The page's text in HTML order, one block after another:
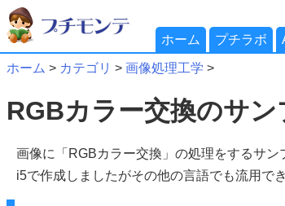
ホーム プチラボ
ホーム > カテゴリ > 画像処理工学 >
RGBカラー交換のサン
画像に「RGBカラー交換」の処理をするサ
i5で作成しましたがその他の言語でも流用で